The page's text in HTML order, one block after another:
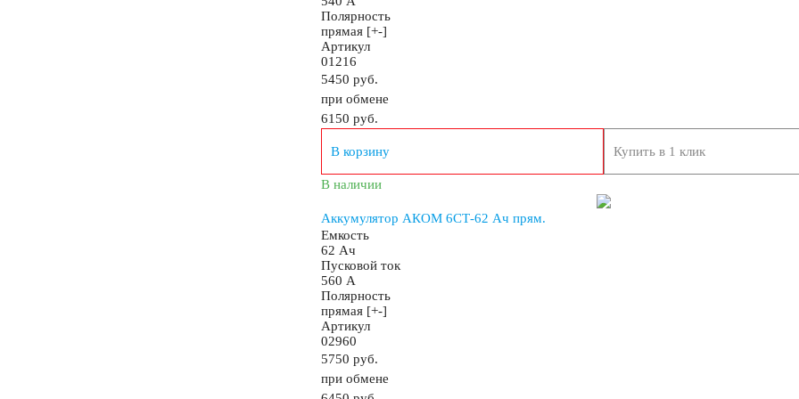
Аккумуляторы по стране (Родина бренда)
Аккумуляторы для американских автомобилей
Аккумуляторы для европейских автомобилей
Аккумуляторы для японских автомобилей
Полярность
прямая [+-]
Артикул
01216
5450 руб.
при обмене
6150 руб.
В корзину Купить в 1 клик
В наличии
Аккумулятор АКОМ 6СТ-62 Ач прям.
Емкость
62 Ач
Пусковой ток
560 А
Полярность
прямая [+-]
Артикул
02960
5750 руб.
при обмене